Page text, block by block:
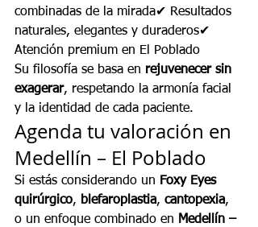
combinadas de la mirada✔ Resultados
naturales, elegantes y duraderos✔
Atención premium en El Poblado
Su filosofía se basa en rejuvenecer sin
exagerar, respetando la armonía facial
y la identidad de cada paciente.
Agenda tu valoración en
Medellín – El Poblado
Si estás considerando un Foxy Eyes
quirúrgico, blefaroplastia, cantopexia,
o un enfoque combinado en Medellín –